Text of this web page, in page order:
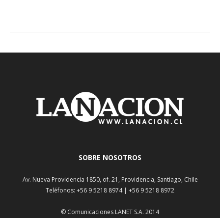
SOBRE NOSOTROS
Av. Nueva Providencia 1850, of. 21, Providencia, Santiago, Chile
Teléfonos: +56 9 5218 8974 | +56 9 5218 8972
© Comunicaciones LANET S.A. 2014